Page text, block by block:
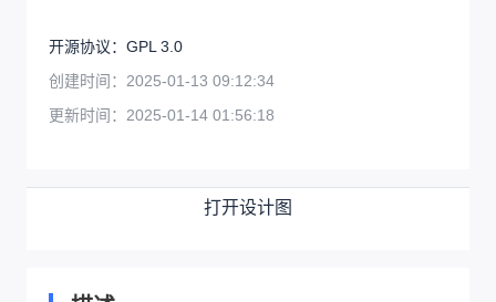
开源协议： GPL 3.0
创建时间： 2025-01-13 09:12:34
更新时间： 2025-01-14 01:56:18
打开设计图